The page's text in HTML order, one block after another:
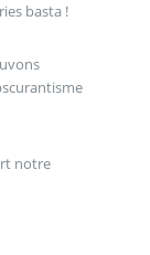
basta !
notre